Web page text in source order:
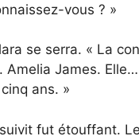
vous ? »
se serra. « La
Amelia James.
ans. »
fut étouffant.